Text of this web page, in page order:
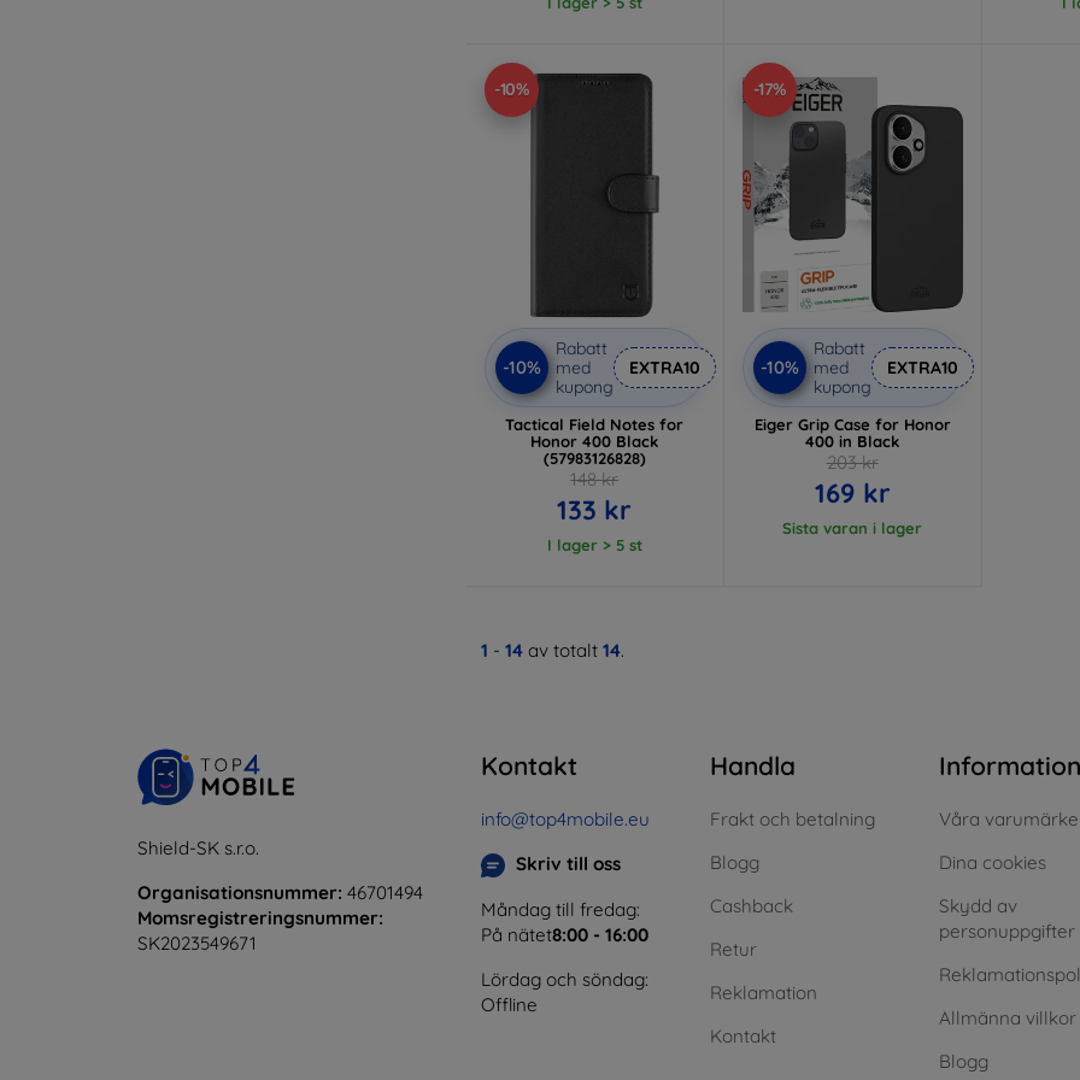
-10%
-10%
Rabatt
med
kupong
EXTRA10
Tactical Field Notes for
Honor 400 Black
(57983126828)
148 kr
133 kr
I lager > 5 st
-17%
-10%
Rabatt
med
kupong
EXTRA10
Eiger Grip Case for Honor
400 in Black
203 kr
169 kr
Sista varan i lager
1 - 14 av totalt 14.
Shield-SK s.r.o.
Organisationsnummer: 46701494
Momsregistreringsnummer:
SK2023549671
Kontakt
info@top4mobile.eu
Skriv till oss
Måndag till fredag:
På nätet8:00 - 16:00
Lördag och söndag:
Offline
Handla
Frakt och betalning
Blogg
Cashback
Retur
Reklamation
Kontakt
Information
Våra
Dina cookies
Skydd av
personuppgifter
Allmänna villkor
Blogg